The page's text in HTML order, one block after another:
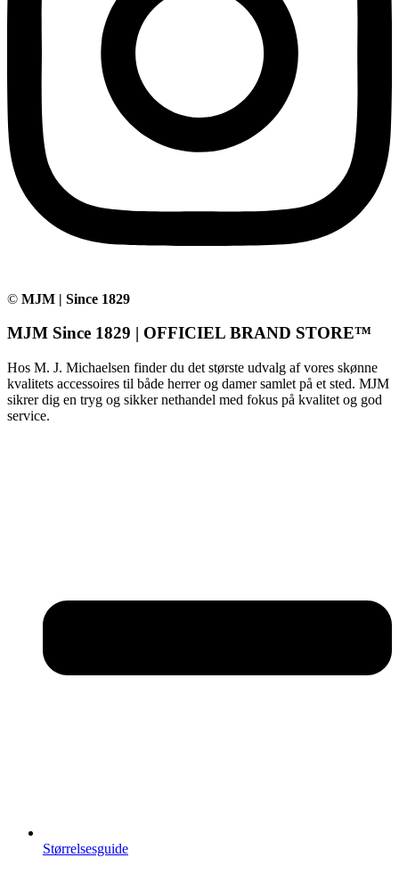
© MJM | Since 1829
MJM Since 1829 | OFFICIEL BRAND STORE™
Hos M. J. Michaelsen finder du det største udvalg af vores skønne
kvalitets accessoires til både herrer og damer samlet på et sted. MJM
sikrer dig en tryg og sikker nethandel med fokus på kvalitet og god
service.
Størrelsesguide